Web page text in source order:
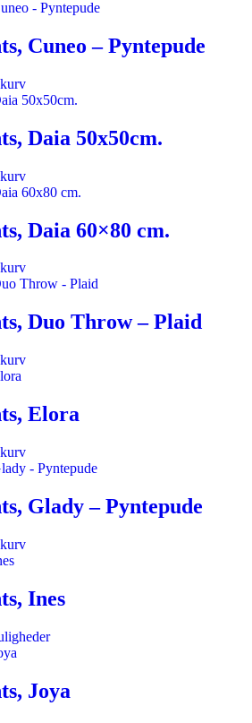
Cuneo – Pyntepude
Daia 50x50cm.
Daia 60×80 cm.
Duo Throw – Plaid
Elora
Glady – Pyntepude
Ines
Joya